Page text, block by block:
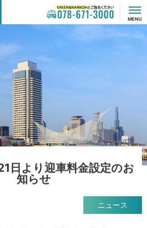
GREEN & NANKOHでご指名ください
078-671-3000
MENU
1日よ り迎車料金設定のお
知らせ
ニュース